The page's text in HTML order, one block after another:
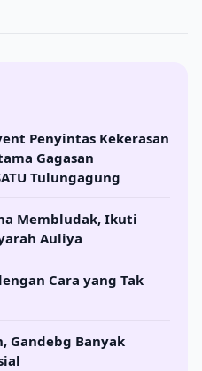
Penyintas Kekerasan
Gagasan
Tulungagung
Membludak, Ikuti
Auliya
Cara yang Tak
Gandebg Banyak